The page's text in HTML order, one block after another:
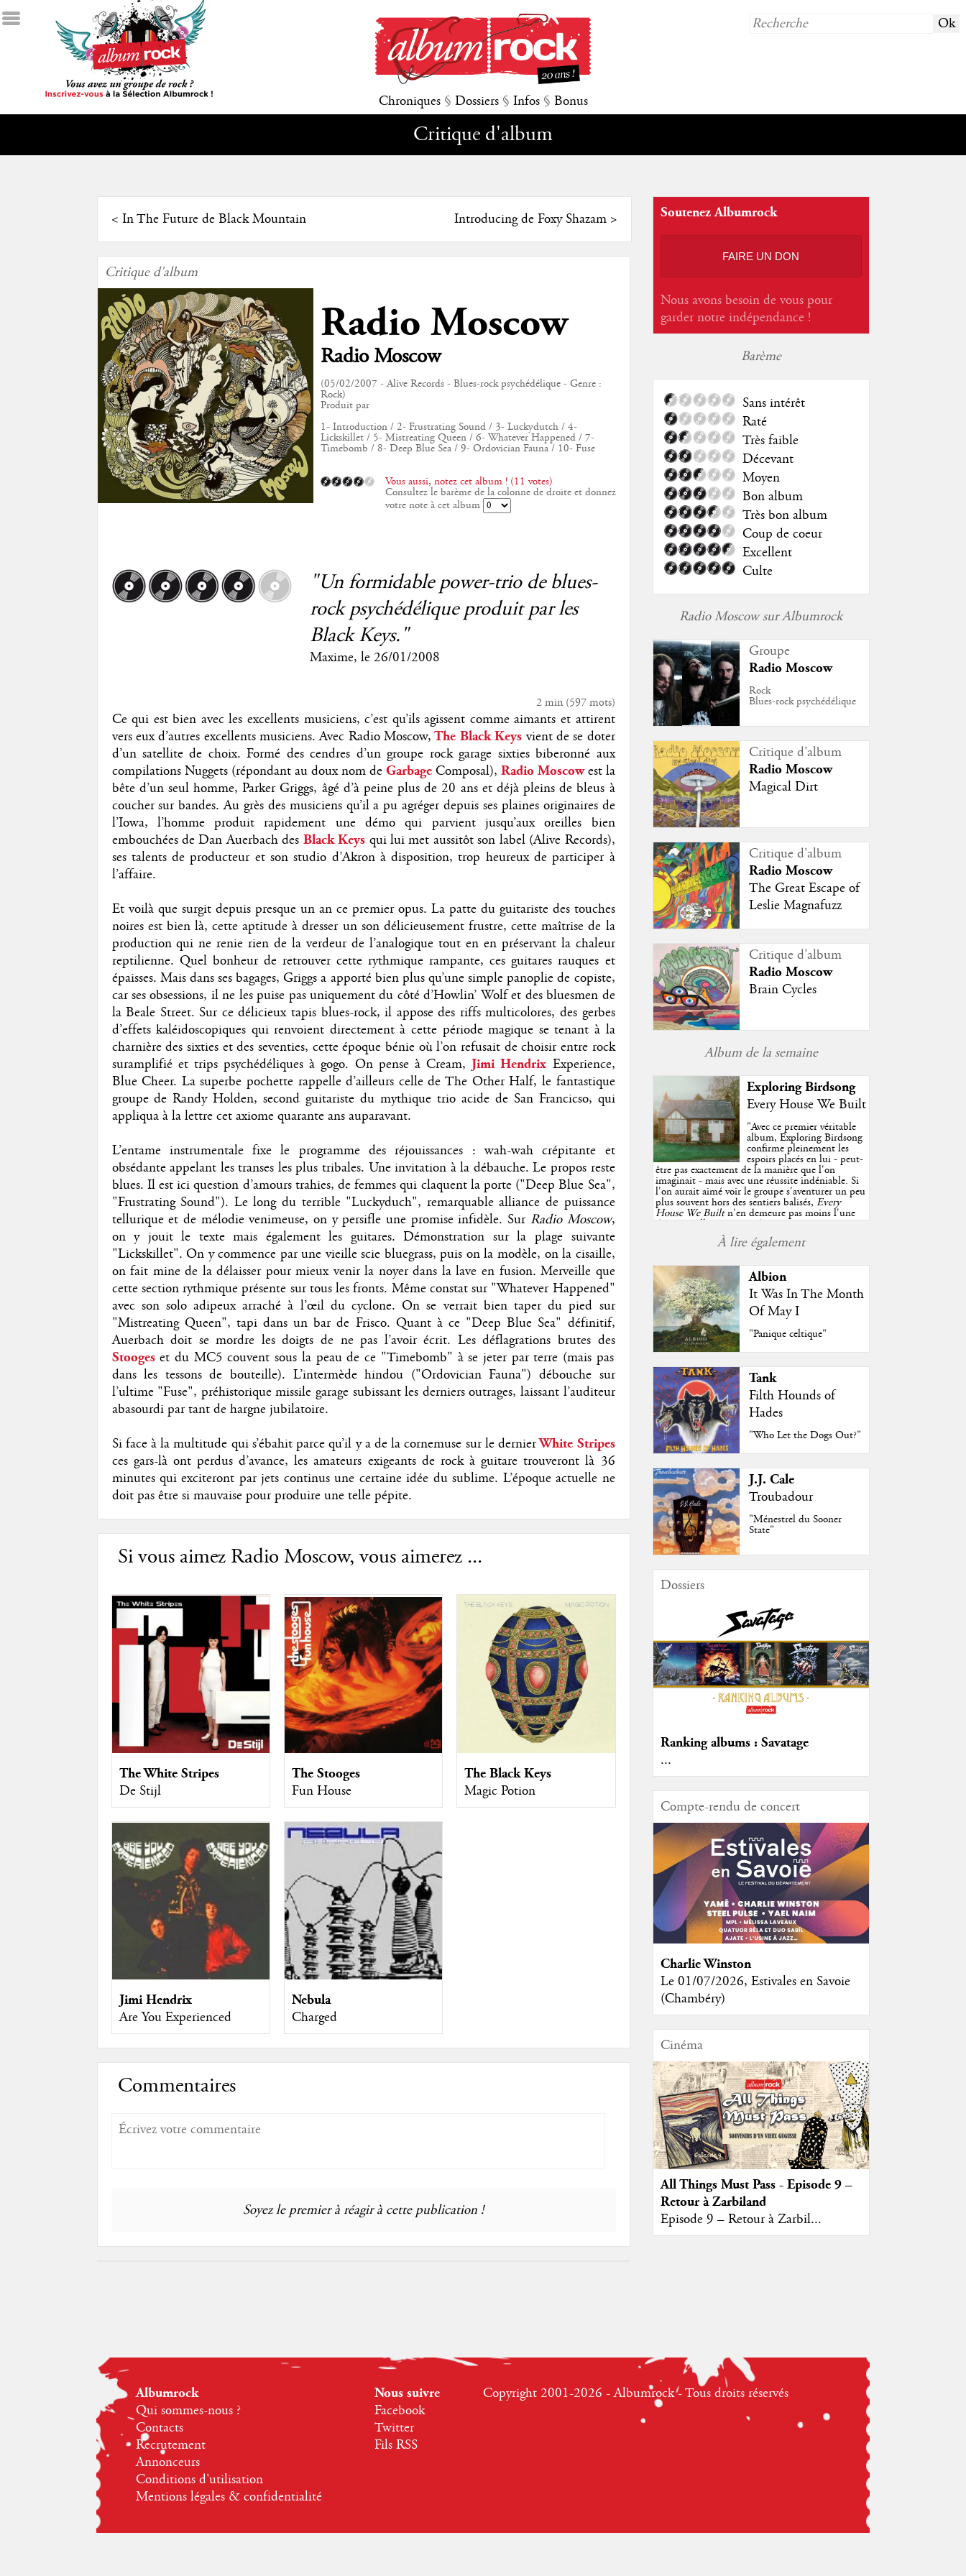
Chroniques § Dossiers § Infos § Bonus
Critique d'album
< In The Future de Black Mountain Introducing de Foxy Shazam>
Critique d'album
Radio Moscow
Radio Moscow
(05/02/2007 - Alive Records - Blues-rock psychédélique - Genre :
Rock)
Produit par
1- Introduction / 2- Frustrating Sound / 3- Luckydutch / 4-
Lickskillet / 5- Mistreating Queen / 6- Whatever Happened / 7-
Timebomb / 8- Deep Blue Sea / 9- Ordovician Fauna / 10- Fuse
Vous aussi, notez cet album ! (11 votes)
Consultez le barème de la colonne de droite et donnez
votre note à cet album
"Un formidable power-trio de blues-
rock psychédélique produit par les
Black Keys."
Maxime, le 26/01/2008
2 min(597mots)
Ce qui est bien avec les excellents musiciens, c’est qu’ils agissent comme aimants et attirent
vers eux d’autres excellents musiciens. Avec Radio Moscow, The Black Keys vient de se doter
d’un satellite de choix. Formé des cendres d’un groupe rock garage sixties biberonné aux
compilations Nuggets (répondant au doux nom deGarbage Composal), Radio Moscowest la
bête d’un seul homme, Parker Griggs, âgé d’à peine plus de 20 ans et déjà pleins de bleus à
coucher sur bandes. Au grès des musiciens qu’il a pu agréger depuis ses plaines originaires de
l’Iowa, l’homme produit rapidement une démo qui parvient jusqu’aux oreilles bien
embouchées de Dan Auerbach des Black Keys qui lui met aussitôt son label (Alive Records),
ses talents de producteur et son studio d’Akron à disposition, trop heureux de participer à
l’affaire.
Et voilà que surgit depuis presque un an ce premier opus. La patte du guitariste des touches
noires est bien là, cette aptitude à dresser un son délicieusement frustre, cette maîtrise de la
production qui ne renie rien de la verdeur de l’analogique tout en en préservant la chaleur
reptilienne. Quel bonheur de retrouver cette rythmique rampante, ces guitares rauques et
épaisses. Mais dans ses bagages, Griggs a apporté bien plus qu’une simple panoplie de copiste,
car ses obsessions, il ne les puise pas uniquement du côté d’Howlin’ Wolf et des bluesmen de
la Beale Street. Sur ce délicieux tapis blues-rock, il appose des riffs multicolores, des gerbes
d’effets kaléidoscopiques qui renvoient directement à cette période magique se tenant à la
charnière des sixties et des seventies, cette époque bénie où l’on refusait de choisir entre rock
suramplifié et trips psychédéliques à gogo. On pense à Cream, Jimi Hendrix Experience,
Blue Cheer. La superbe pochette rappelle d’ailleurs celle de The Other Half, le fantastique
groupe de Randy Holden, second guitariste du mythique trio acide de San Francicso, qui
appliqua à la lettre cet axiome quarante ans auparavant.
L’entame instrumentale fixe le programme des réjouissances : wah-wah crépitante et
obsédante appelant les transes les plus tribales. Une invitation à la débauche. Le propos reste
blues. Il est ici question d’amours trahies, de femmes qui claquent la porte ("Deep Blue Sea",
"Frustrating Sound"). Le long du terrible "Luckyduch", remarquable alliance de puissance
tellurique et de mélodie venimeuse, on y persifle une promise infidèle. Sur Radio Moscow,
on y jouit le texte mais également les guitares. Démonstration sur la plage suivante
"Lickskillet". On y commence par une vieille scie bluegrass, puis on la modèle, on la cisaille,
on fait mine de la délaisser pour mieux venir la noyer dans la lave en fusion. Merveille que
cette section rythmique présente sur tous les fronts. Même constat sur "Whatever Happened"
avec son solo adipeux arraché à l’œil du cyclone. On se verrait bien taper du pied sur
"Mistreating Queen", tapi dans un bar de Frisco. Quant à ce "Deep Blue Sea" définitif,
Auerbach doit se mordre les doigts de ne pas l’avoir écrit. Les déflagrations brutes des
Stoogeset du MC5 couvent sous la peau de ce "Timebomb" à se jeter par terre (mais pas
dans les tessons de bouteille). L’intermède hindou ("Ordovician Fauna") débouche sur
l’ultime "Fuse", préhistorique missile garage subissant les derniers outrages, laissant l’auditeur
abasourdi par tant de hargne jubilatoire.
Si face à la multitude qui s’ébahit parce qu’il y a de la cornemuse sur le dernierWhite Stripes
ces gars-là ont perdus d’avance, les amateurs exigeants de rock à guitare trouveront là 36
minutes qui exciteront par jets continus une certaine idée du sublime. L’époque actuelle ne
doit pas être si mauvaise pour produire une telle pépite.
Si vous aimez Radio Moscow, vous aimerez ...
The White Stripes
De Stijl
The Stooges
Fun House
The Black Keys
Magic Potion
Jimi Hendrix
Are You Experienced
Nebula
Charged
Commentaires
Soyez le premier à réagir à cette publication !
Soutenez Albumrock
FAIRE UN DON
Nous avons besoin de vous pour
garder notre indépendance !
Barème
Sans intérêt
Raté
Très faible
Décevant
Moyen
Bon album
Très bon album
Coup de coeur
Excellent
Culte
Radio Moscow sur Albumrock
Groupe
Radio Moscow
Rock
Blues-rock psychédélique
Critique d'album
Radio Moscow
Magical Dirt
Critique d'album
Radio Moscow
The Great Escape of
Leslie Magnafuzz
Critique d'album
Radio Moscow
Brain Cycles
Album de la semaine
Exploring Birdsong
Every House We Built
"Avec ce premier véritable
album, Exploring Birdsong
confirme pleinement les
espoirs placés en lui - peut-
être pas exactement de la manière que l'on
imaginait - mais avec une réussite indéniable. Si
l'on aurait aimé voir le groupe s'aventurer un peu
plus souvent hors des sentiers balisés,Every
House We Builtn'en demeure pas moins l'une
des très belles surprises de cette année, porté par
plusieurs morceaux qui trouveront sans difficulté
une place de choix dans vos playlists estivales.
À lire également
Albion
It Was In The Month
Of May I
"Panique celtique"
Tank
Filth Hounds of
Hades
"Who Let the Dogs Out?"
J.J. Cale
Troubadour
"Ménestrel du Sooner
State"
Dossiers
Ranking albums : Savatage
...
Compte-rendu de concert
Charlie Winston
Le 01/07/2026, Estivales en Savoie
(Chambéry)
Cinéma
All Things Must Pass - Episode 9 –
Retour à Zarbiland
Episode 9 – Retour à Zarbil...
Albumrock
Qui sommes-nous ?
Contacts
Recrutement
Annonceurs
Conditions d'utilisation
Mentions légales & confidentialité
Nous suivre
Facebook
Twitter
Fils RSS
Copyright 2001-2026 - Albumrock - Tous droits réservés